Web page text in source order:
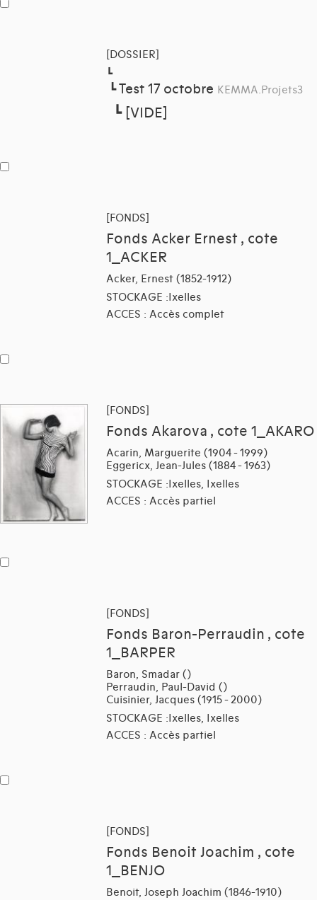
[DOSSIER]
┗
┗Test 17 octobre KEMMA.Projets3
┗[VIDE]
[FONDS]
Fonds Acker Ernest , cote
1_ACKER
Acker, Ernest (1852-1912)
STOCKAGE :Ixelles
ACCES : Accès complet
[FONDS]
Fonds Akarova , cote 1_AKARO
Acarin, Marguerite (1904 - 1999)
Eggericx, Jean-Jules (1884 - 1963)
STOCKAGE :Ixelles, Ixelles
ACCES : Accès partiel
[FONDS]
Fonds Baron-Perraudin , cote
1_BARPER
Baron, Smadar ()
Perraudin, Paul-David ()
Cuisinier, Jacques (1915 - 2000)
STOCKAGE :Ixelles, Ixelles
ACCES : Accès partiel
[FONDS]
Fonds Benoit Joachim , cote
1_BENJO
Benoit, Joseph Joachim (1846-1910)